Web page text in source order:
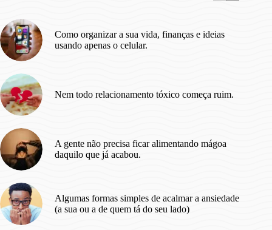
Como organizar a sua vida, finanças e ideias
usando apenas o celular.
Nem todo relacionamento tóxico começa ruim.
A gente não precisa ficar alimentando mágoa
daquilo que já acabou.
Algumas formas simples de acalmar a ansiedade
(a sua ou a de quem tá do seu lado)